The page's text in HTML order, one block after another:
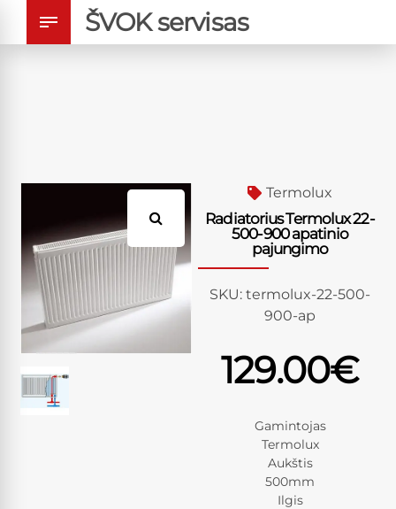
ŠVOK servisas
Termolux
Radiatorius Termolux 22-
500-900 apatinio
pajungimo
SKU: termolux-22-500-
900-ap
129.00€
Gamintojas
Termolux
Aukštis
500mm
Ilgis